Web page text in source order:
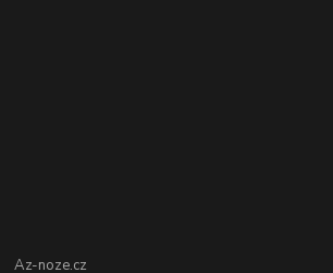
Az-noze.cz